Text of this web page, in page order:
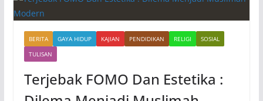
BERITA GAYA HIDUP KAJIAN PENDIDIKAN RELIGI
SOSIAL
TULISAN
Terjebak FOMO Dan Estetika :